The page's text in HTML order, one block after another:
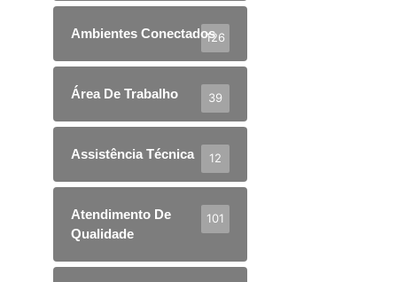
Ambientes Conectados126
Área De Trabalho 39
Assistência Técnica 12
Atendimento De
Qualidade
101